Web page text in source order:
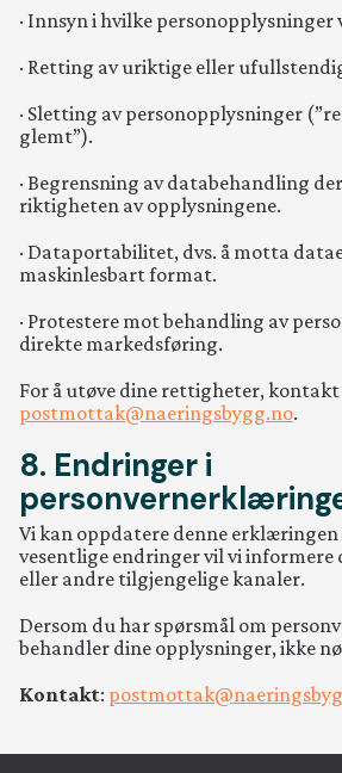
· Innsyn i hvilke personopplysninger
· Retting av uriktige eller
· Sletting av personopplysninger
glemt”).
· Begrensning av databehandling
riktigheten av opplysningene.
· Dataportabilitet, dvs. å motta
maskinlesbart format.
· Protestere mot behandling av
direkte markedsføring.
For å utøve dine rettigheter, kontakt
postmottak@naeringsbygg.no.
8. Endringer i
Vi kan oppdatere denne erklæringen
vesentlige endringer vil vi informere
eller andre tilgjengelige kanaler.
Dersom du har spørsmål om
behandler dine opplysninger, ikke
Kontakt: